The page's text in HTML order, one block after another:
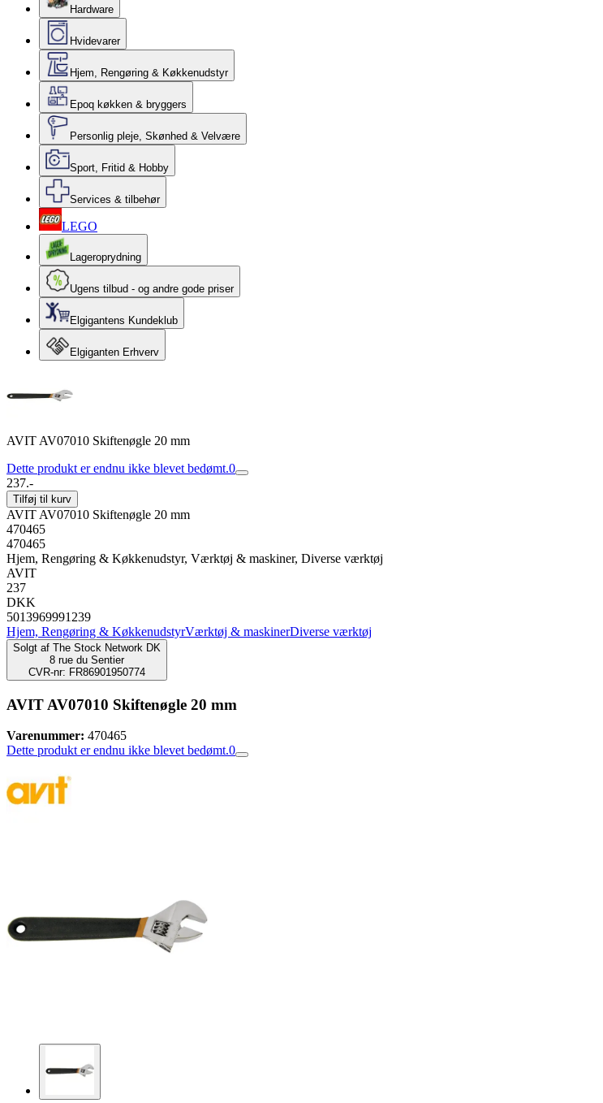
Hardware
Hvidevarer
Hjem, Rengøring & Køkkenudstyr
Epoq køkken & bryggers
Personlig pleje, Skønhed & Velvære
Sport, Fritid & Hobby
Services & tilbehør
LEGO
Lageroprydning
Ugens tilbud - og andre gode priser
Elgigantens Kundeklub
Elgiganten Erhverv
AVIT AV07010 Skiftenøgle 20 mm
Dette produkt er endnu ikke blevet bedømt.0
237.-
Tilføj til kurv
AVIT AV07010 Skiftenøgle 20 mm
470465
470465
Hjem, Rengøring & Køkkenudstyr, Værktøj & maskiner, Diverse værktøj
AVIT
237
DKK
5013969991239
Hjem, Rengøring & KøkkenudstyrVærktøj & maskinerDiverse værktøj
Solgt af The Stock Network DK
8 rue du Sentier
CVR-nr: FR86901950774
AVIT AV07010 Skiftenøgle 20 mm
Varenummer: 470465
Dette produkt er endnu ikke blevet bedømt.0